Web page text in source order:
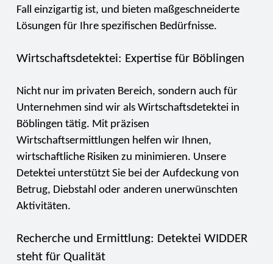
Fall einzigartig ist, und bieten maßgeschneiderte
Lösungen für Ihre spezifischen Bedürfnisse.
Wirtschaftsdetektei: Expertise für Böblingen
Nicht nur im privaten Bereich, sondern auch für
Unternehmen sind wir als Wirtschaftsdetektei in
Böblingen tätig. Mit präzisen
Wirtschaftsermittlungen helfen wir Ihnen,
wirtschaftliche Risiken zu minimieren. Unsere
Detektei unterstützt Sie bei der Aufdeckung von
Betrug, Diebstahl oder anderen unerwünschten
Aktivitäten.
Recherche und Ermittlung: Detektei WIDDER
steht für Qualität